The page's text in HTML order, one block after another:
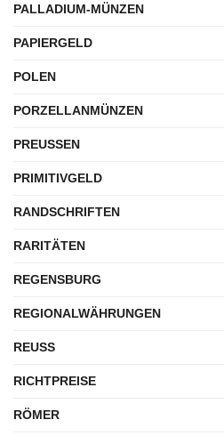
PALLADIUM-MÜNZEN
PAPIERGELD
POLEN
PORZELLANMÜNZEN
PREUSSEN
PRIMITIVGELD
RANDSCHRIFTEN
RARITÄTEN
REGENSBURG
REGIONALWÄHRUNGEN
REUSS
RICHTPREISE
RÖMER